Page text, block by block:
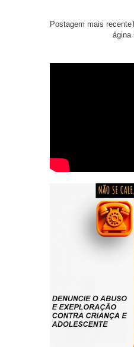
Postagem mais recente
ágina